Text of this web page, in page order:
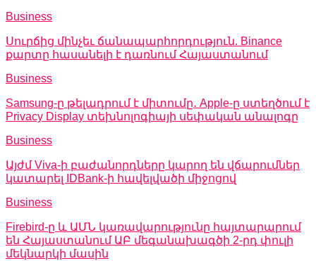
Business
Սուրճից մինչեւ ճանապարհորդություն. Binance
քարտը հասանելի է դառնում Հայաստանում
Business
Samsung-ը թելադրում է միտումը․ Apple-ը ստեղծում է
Privacy Display տեխնոլոգիայի սեփական անալոգը
Business
Այժմ Viva-ի բաժանորդները կարող են վճարումներ
կատարել IDBank-ի հավելվածի միջոցով
Business
Firebird-ը և ԱՄՆ կառավարությունը հայտարարում
են Հայաստանում ԱԲ մեգանախագծի 2-րդ փուլի
մեկնարկի մասին